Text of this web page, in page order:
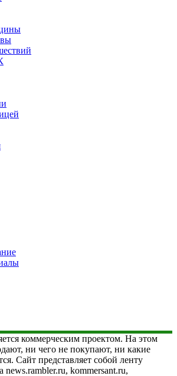
коммерческим проектом. На этом
ни чего не покупают, ни какие
Сайт представляет собой ленту
news.rambler.ru, kommersant.ru,